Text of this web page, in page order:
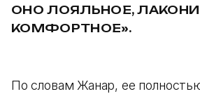
ОНО ЛОЯЛЬНОЕ,
КОМФОРТНОЕ».
По словам Жанар, ее